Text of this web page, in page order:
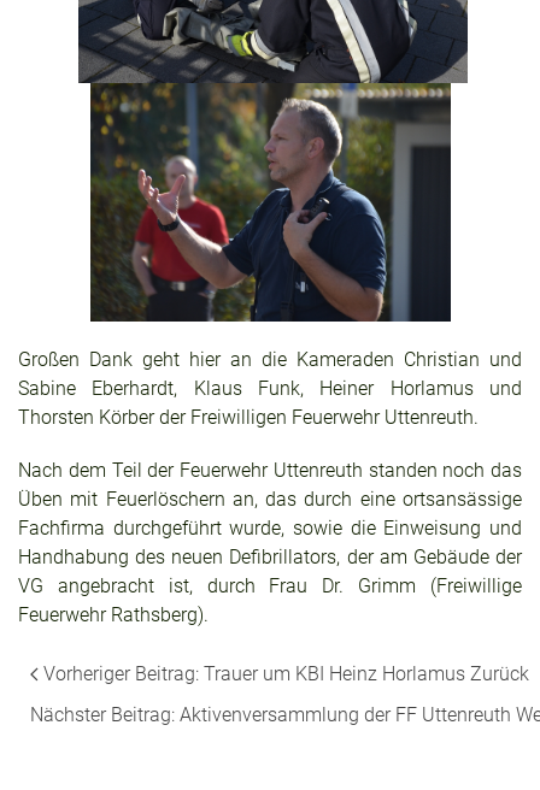
Großen Dank geht hier an die Kameraden Christian und
Sabine Eberhardt, Klaus Funk, Heiner Horlamus und
Thorsten Körber der Freiwilligen Feuerwehr Uttenreuth.
Nach dem Teil der Feuerwehr Uttenreuth standen noch das
Üben mit Feuerlöschern an, das durch eine ortsansässige
Fachfirma durchgeführt wurde, sowie die Einweisung und
Handhabung des neuen Defibrillators, der am Gebäude der
VG angebracht ist, durch Frau Dr. Grimm (Freiwillige
Feuerwehr Rathsberg).
Vorheriger Beitrag: Trauer um KBI Heinz Horlamus Zurück
Nächster Beitrag: Aktivenversammlung der FF Uttenreuth